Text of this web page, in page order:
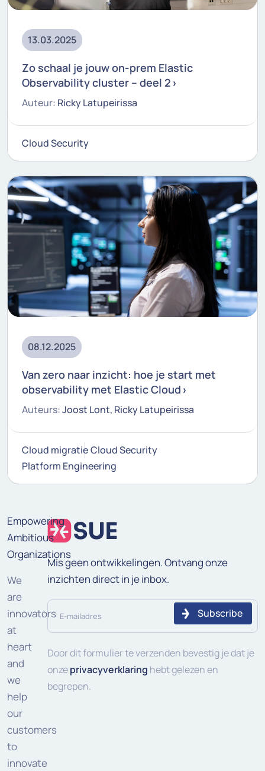
13.03.2025
Zo schaal je jouw on-prem Elastic
Observability cluster – deel 2
Auteur: Ricky Latupeirissa
Cloud Security
08.12.2025
Van zero naar inzicht: hoe je start met
observability met Elastic Cloud
Auteurs:Joost Lont, Ricky Latupeirissa
Cloud migratieCloud Security
Platform Engineering
Empowering
Ambitious
Organizations
We
are
innovators
at
heart
and
we
help
our
customers
to
innovate
Mis geen ontwikkelingen. Ontvang onze
inzichten direct in je inbox.
E-
mailadres
(Vereist)
Door dit formulier te verzenden bevestig je dat je
onzeprivacyverklaring hebt gelezen en
begrepen.